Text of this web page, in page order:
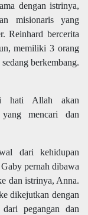
dengan istrinya,
misionaris yang
Reinhard bercerita
memiliki 3 orang
berkembang.
hati Allah akan
mencari dan
dari kehidupan
pernah dibawa
dan istrinya, Anna.
dikejutkan dengan
pegangan dan